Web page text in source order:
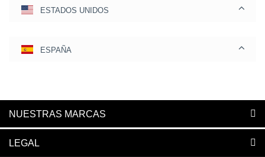
ESTADOS UNIDOS
ESPAÑA
NUESTRAS MARCAS
LEGAL